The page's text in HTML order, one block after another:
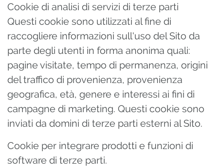
Cookie di analisi di servizi di terze parti
Questi cookie sono utilizzati al fine di
raccogliere informazioni sull'uso del Sito da
parte degli utenti in forma anonima quali:
pagine visitate, tempo di permanenza, origini
del traffico di provenienza, provenienza
geografica, età, genere e interessi ai fini di
campagne di marketing. Questi cookie sono
inviati da domini di terze parti esterni al Sito.
Cookie per integrare prodotti e funzioni di
software di terze parti.